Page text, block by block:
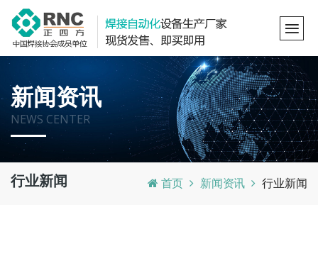
新闻资讯
NEWS CENTER
行业新闻 首页 新闻资讯 行业新闻